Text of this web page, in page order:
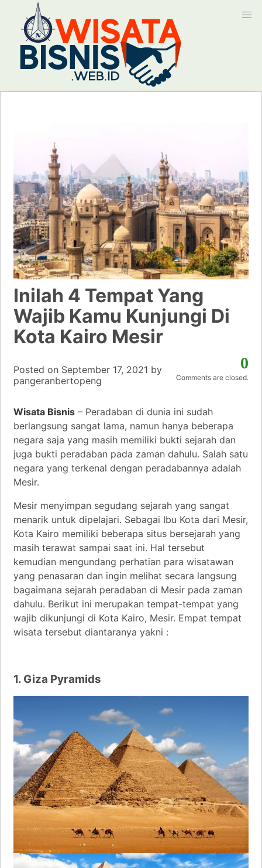
Inilah 4 Tempat Yang
Wajib Kamu Kunjungi Di
Kota Kairo Mesir
0
Comments are closed.
Posted on September 17, 2021 by
pangeranbertopeng
Wisata Bisnis – Peradaban di dunia ini sudah
berlangsung sangat lama, namun hanya beberapa
negara saja yang masih memiliki bukti sejarah dan
juga bukti peradaban pada zaman dahulu. Salah satu
negara yang terkenal dengan peradabannya adalah
Mesir.
Mesir menyimpan segudang sejarah yang sangat
menarik untuk dipelajari. Sebagai Ibu Kota dari Mesir,
Kota Kairo memiliki beberapa situs bersejarah yang
masih terawat sampai saat ini. Hal tersebut
kemudian mengundang perhatian para wisatawan
yang penasaran dan ingin melihat secara langsung
bagaimana sejarah peradaban di Mesir pada zaman
dahulu. Berikut ini merupakan tempat-tempat yang
wajib dikunjungi di Kota Kairo, Mesir. Empat tempat
wisata tersebut diantaranya yakni :
1. Giza Pyramids